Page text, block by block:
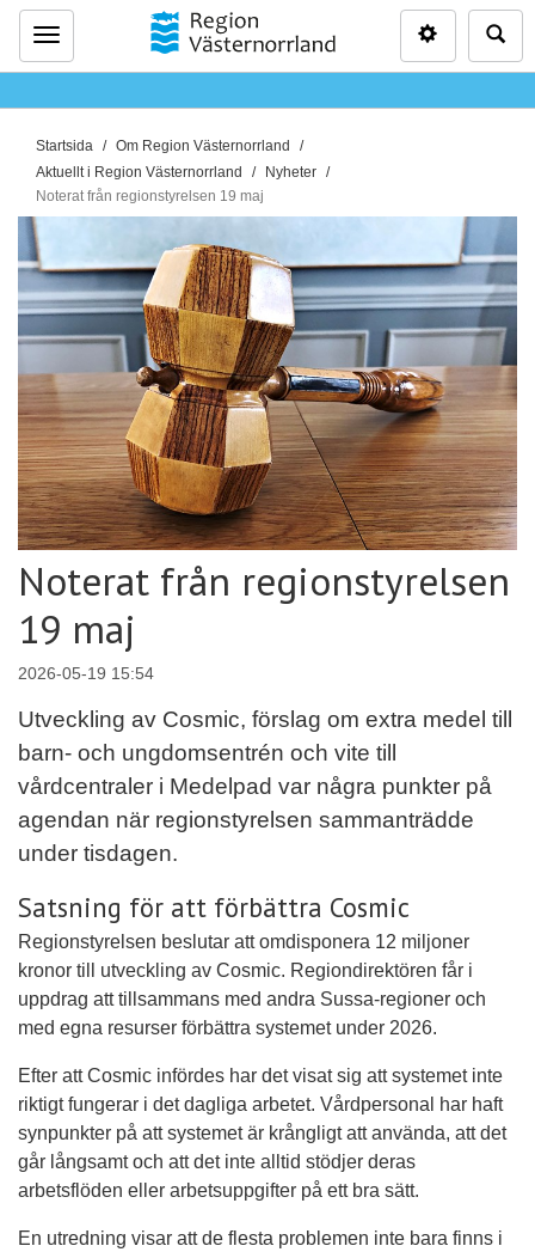
Meny
D
u
ä
r
h
ä
r
:
Startsida
Om Region Västernorrland
Aktuellt i Region Västernorrland
Nyheter
Noterat från regionstyrelsen 19 maj
Noterat från regionstyrelsen
19 maj
2026-05-19 15:54
Utveckling av Cosmic, förslag om extra medel till
barn- och ungdomsentrén och vite till
vårdcentraler i Medelpad var några punkter på
agendan när regionstyrelsen sammanträdde
under tisdagen.
Satsning för att förbättra Cosmic
Regionstyrelsen beslutar att omdisponera 12 miljoner
kronor till utveckling av Cosmic. Regiondirektören får i
uppdrag att tillsammans med andra Sussa-regioner och
med egna resurser förbättra systemet under 2026.
Efter att Cosmic infördes har det visat sig att systemet inte
riktigt fungerar i det dagliga arbetet. Vårdpersonal har haft
synpunkter på att systemet är krångligt att använda, att det
går långsamt och att det inte alltid stödjer deras
arbetsflöden eller arbetsuppgifter på ett bra sätt.
En utredning visar att de flesta problemen inte bara finns i